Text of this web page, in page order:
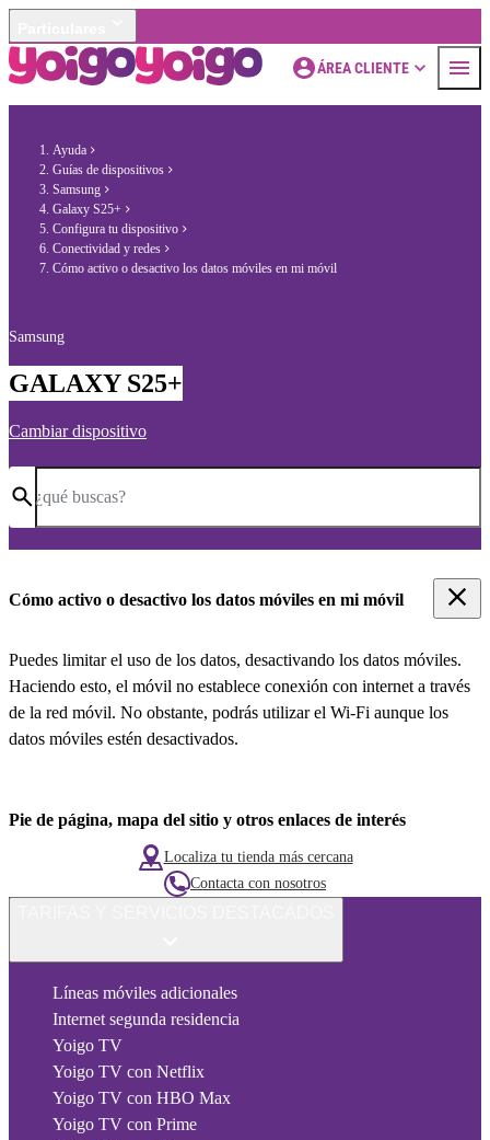
ÁREA CLIENTE
Ayuda
Guías de dispositivos
Samsung
Galaxy S25+
Configura tu dispositivo
Conectividad y redes
Cómo activo o desactivo los datos móviles en mi móvil
Samsung
GALAXY S25+
Cambiar dispositivo
¿qué buscas?
Cómo activo o desactivo los datos móviles en mi móvil
Puedes limitar el uso de los datos, desactivando los datos móviles.
Haciendo esto, el móvil no establece conexión con internet a través
de la red móvil. No obstante, podrás utilizar el Wi-Fi aunque los
datos móviles estén desactivados.
Pie de página, mapa del sitio y otros enlaces de interés
Localiza tu tienda más cercana
Contacta con nosotros
Líneas móviles adicionales
Internet segunda residencia
Yoigo TV
Yoigo TV con Netflix
Yoigo TV con HBO Max
Yoigo TV con Prime